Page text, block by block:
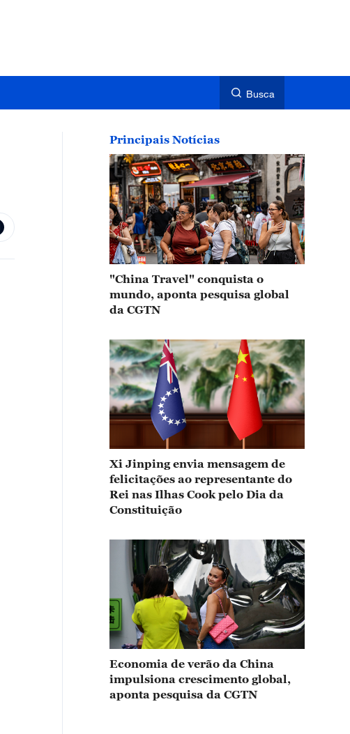
Busca
Principais Notícias
"China Travel" conquista o
mundo, aponta pesquisa global
da CGTN
Xi Jinping envia mensagem de
felicitações ao representante do
Rei nas Ilhas Cook pelo Dia da
Constituição
Economia de verão da China
impulsiona crescimento global,
aponta pesquisa da CGTN